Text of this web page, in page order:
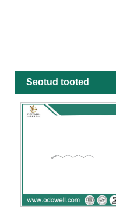
Seotud tooted